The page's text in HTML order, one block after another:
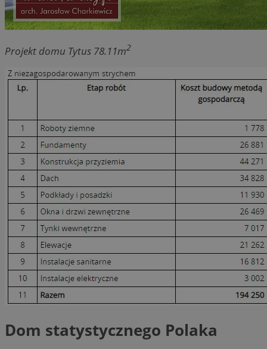
Projekt domu Tytus 78.11m2
Dom statystycznego Polaka